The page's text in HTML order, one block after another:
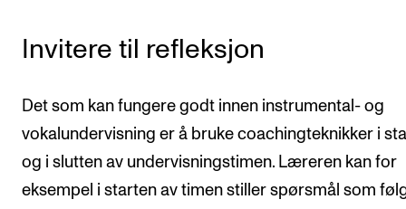
Invitere til refleksjon
Det som kan fungere godt innen instrumental- og
vokalundervisning er å bruke coachingteknikker i
og i slutten av undervisningstimen. Læreren kan for
eksempel i starten av timen stiller spørsmål som